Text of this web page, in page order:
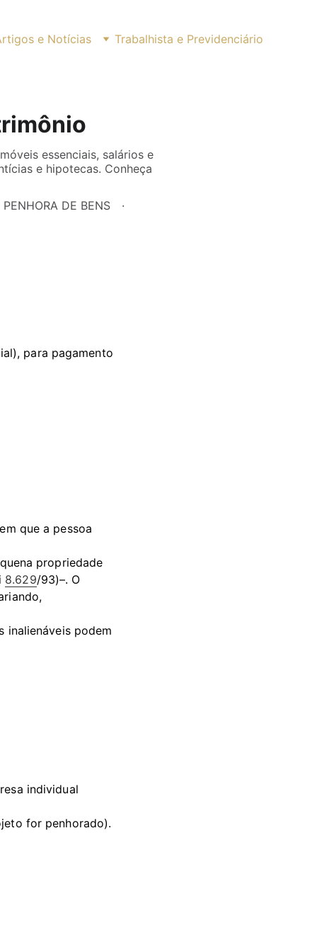
e Notícias Trabalhista e Previdenciário
essenciais, salários e
e hipotecas. Conheça
PENHORA DE BENS
para pagamento
que a pessoa
propriedade
8.629/93)–. O
inalienáveis podem
individual
for penhorado).